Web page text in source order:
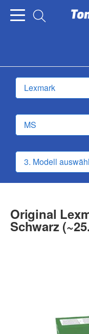
Original
Schwarz